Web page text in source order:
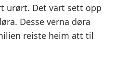
urørt. Det vart sett opp
Desse verna døra
reiste heim att til